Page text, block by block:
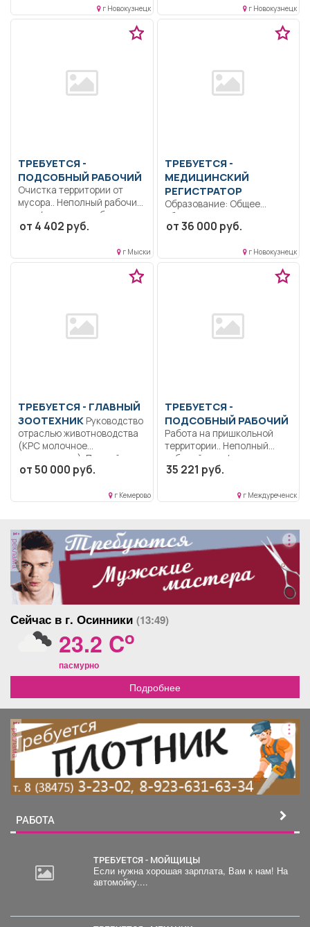
г Новокузнецк
свой профессиональный
уровень,...
г Новокузнецк
ТРЕБУЕТСЯ -
ПОДСОБНЫЙ РАБОЧИЙ
Очистка территории от
мусора.. Неполный рабочий
день/неполная рабочая
неделя..
от 4 402 руб.
г Мыски
ТРЕБУЕТСЯ -
МЕДИЦИНСКИЙ
РЕГИСТРАТОР
Образование: Общее
образование.. Правила
организации работы
от 36 000 руб.
г Новокузнецк
ТРЕБУЕТСЯ - ГЛАВНЫЙ
ЗООТЕХНИК
отраслью животноводства
(КРС молочное
направление). Полный
рабочий день.
от 50 000 руб.
г Кемерово
ТРЕБУЕТСЯ -
ПОДСОБНЫЙ РАБОЧИЙ
Работа на пришкольной
территории.. Неполный
рабочий день/неполная
рабочая неделя..
35 221 руб.
г Междуреченск
реклама
Сейчас в г. Осинники (13:49)
23.2 Co
пасмурно
Подробнее
реклама
РАБОТА
ТРЕБУЕТСЯ - МОЙЩИЦЫ
Если нужна хорошая зарплата, Вам к нам! На
автомойку....